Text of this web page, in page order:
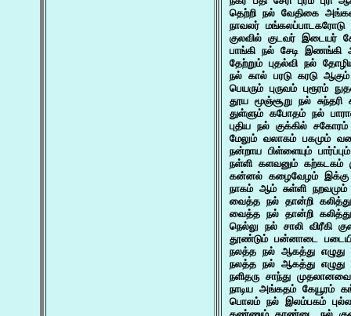
தெற்றி நல் வேதிகை
நாவலர்
குலவில் குடவர்
பாங்கி நல் சேடி
தேற்றும் புதல்வி நல்
நல் கால் பரடு கரடு
பெயரும் புருவம் புரூரம்
தூய மூஞ்சூறு நல்
துள்ளும் கபோதம் நல்
புதிய நல் குக்கில்
மேலும் வலாகம் பகமும்
நன்றாய பிள்ளையும்
நள்ளி களவனும்
கன்னல் கழைவேழம் இக்கு
நாகம் ஆம் சுள்ளி
வைத்த நல் தான்றி
வைத்த நல் தான்றி
நெல்லு நல் சாலி விரீகி
தூண்டும் பன்னாடை
நலத்த நல் ஆகத்து
நலத்த நல் ஆகத்து
நளிதரு சாந்து
நாடிய அங்கதம்
பொலம் நல் இலம்பகம்